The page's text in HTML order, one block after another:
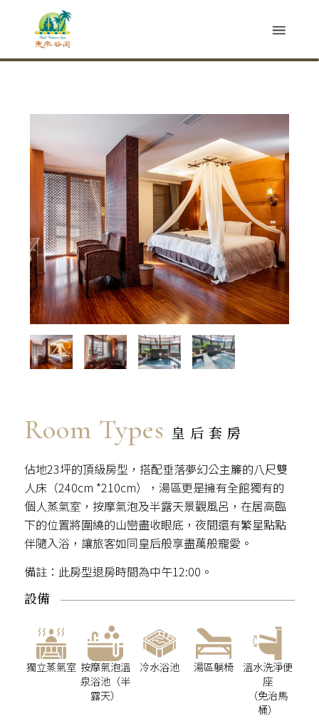
Room Types 皇后套房
佔地23坪的頂級房型，搭配垂落夢幻公主簾的八尺雙
人床（240cm *210cm），湯區更是擁有全館獨有的
個人蒸氣室，按摩氣泡及半露天景觀風呂，在居高臨
下的位置將圍繞的山巒盡收眼底，夜間還有繁星點點
伴隨入浴，讓旅客如同皇后般享盡萬般寵愛。
備註：此房型退房時間為中午12:00。
設備
獨立蒸氣室 按摩氣泡溫
泉浴池（半
露天）
冷水浴池 湯區躺椅
溫水洗淨便
座
（免治馬
桶）